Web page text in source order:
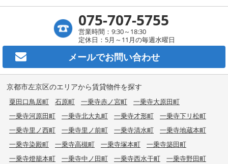
075-707-5755
営業時間：9:30～18:30
定休日：5月～11月の毎週水曜日
メールでお問い合わせ
京都市左京区のエリアから賃貸物件を探す
粟田口鳥居町 石原町 一乗寺赤ノ宮町
一乗寺大原田町
一乗寺河原田町
一乗寺北大丸町 一乗寺才形町
一乗寺下リ松町
一乗寺里ノ西町
一乗寺里ノ前町 一乗寺清水町
一乗寺地蔵本町
一乗寺染殿町
一乗寺高槻町 一乗寺塚本町
一乗寺築田町
一乗寺燈籠本町
一乗寺中ノ田町 一乗寺西水干町
一乗寺野田町